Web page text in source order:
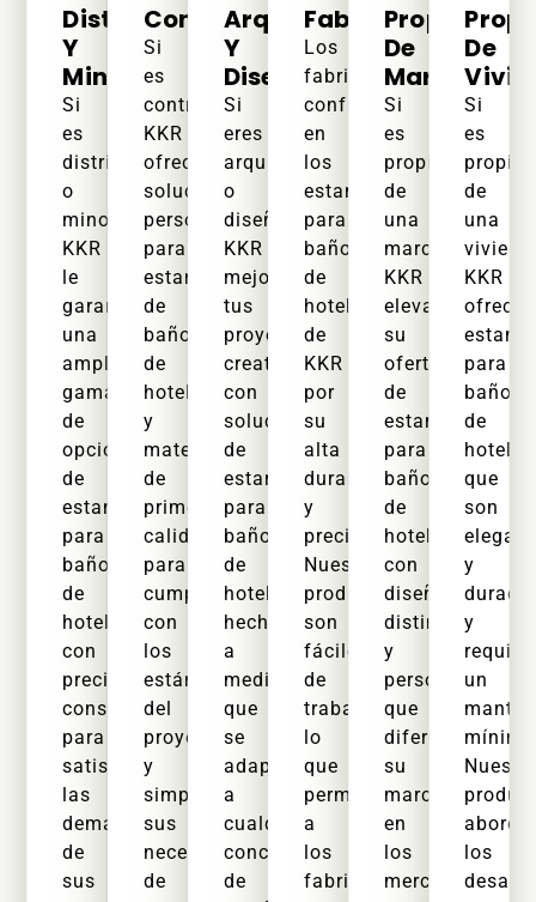
Distribuidores
Y
Minoristas
Si
es
distribuidor
o
minorista,
KKR
le
garantiza
una
amplia
gama
de
opciones
de
estantes
para
baños
de
hotel
con
precios
consistentes
para
satisfacer
las
demandas
de
sus
Contratistas
Si
es
contratista,
KKR
ofrece
soluciones
personalizadas
para
estantes
de
baño
de
hoteles
y
materiales
de
primera
calidad
para
cumplir
con
los
estándares
del
proyecto
y
simplificar
sus
necesidades
de
Arquitectos
Y
Diseñadores
Si
eres
arquitecto
o
diseñador,
KKR
mejora
tus
proyectos
creativos
con
soluciones
de
estanterías
para
baños
de
hotel
hechas
a
medida
que
se
adaptan
a
cualquier
concepto
de
Fabricantes
Los
fabricantes
confían
en
los
estantes
para
baños
de
hoteles
de
KKR
por
su
alta
durabilidad
y
precisión.
Nuestros
productos
son
fáciles
de
trabajar,
lo
que
permite
a
los
fabricantes
De
Marcas
Si
es
propietario
de
una
marca,
KKR
eleva
su
oferta
de
estantes
para
baño
de
hotel
con
diseños
distintivos
y
personalizables
que
diferencian
su
marca
en
los
mercados
De
Si
es
de
una
KKR
ofrece
para
baños
de
hotel
que
son
y
y
un
los